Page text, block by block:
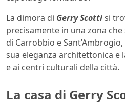
La dimora di Gerry Scottisi
precisamente in una zona
di Carrobbio e
sua eleganza architettonica e
e ai centri culturali della città.
La casa di Gerry